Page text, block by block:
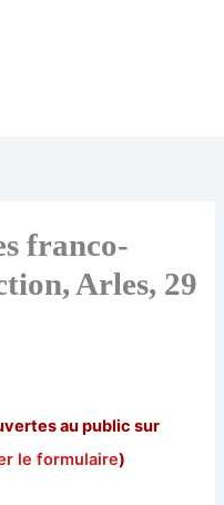
franco-
Arles, 29
au public sur
le formulaire)